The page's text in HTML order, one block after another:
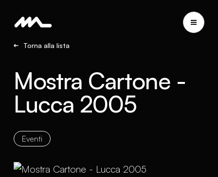
Torna alla lista
Mostra Cartone -
Lucca 2005
Eventi